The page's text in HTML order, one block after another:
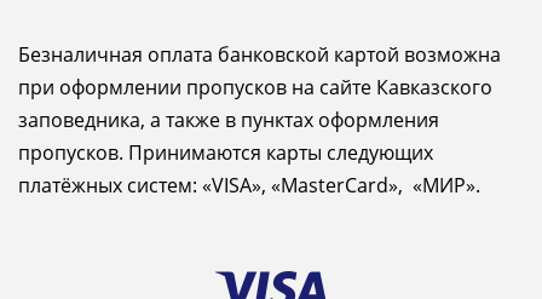
Безналичная оплата банковской картой возможна
при оформлении пропусков на сайте Кавказского
заповедника, а также в пунктах оформления
пропусков. Принимаются карты следующих
платёжных систем: «VISA», «MasterCard», «МИР».